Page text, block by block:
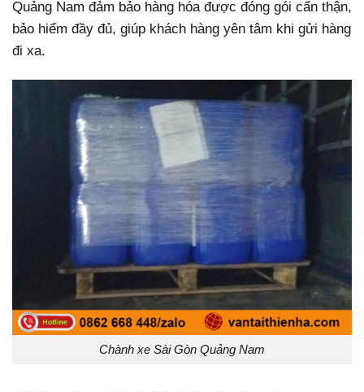
Quảng Nam đảm bảo hàng hóa được đóng gói cẩn thận,
bảo hiểm đầy đủ, giúp khách hàng yên tâm khi gửi hàng
đi xa.
Chành xe Sài Gòn Quảng Nam